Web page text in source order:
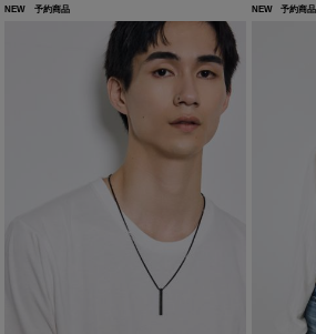
NEW 予約商品 NEW 予約商品